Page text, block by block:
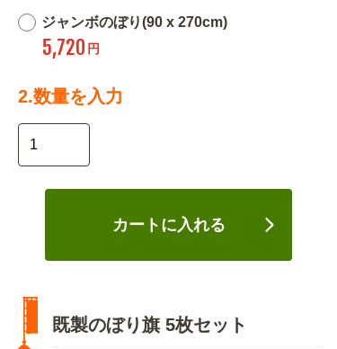
ジャンボのぼり(90 x 270cm)
5,720 円
2.数量を入力
カートに入れる
既製のぼり旗 5枚セット